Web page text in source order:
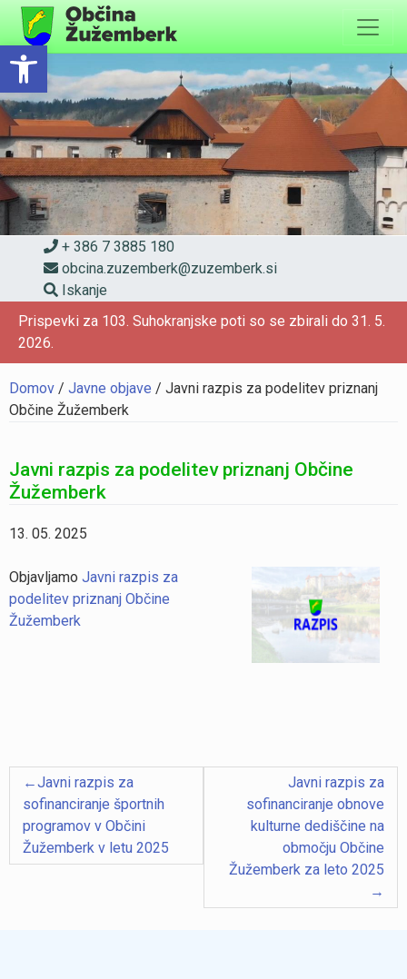
Open toolbar
Skip
content
+ 386 7 3885 180
obcina.zuzemberk@zuzemberk.si
Iskanje
Prispevki za 103. Suhokranjske poti so se zbirali do 31. 5.
2026.
Domov / Javne objave / Javni razpis za podelitev priznanj
Občine Žužemberk
Javni razpis za podelitev priznanj Občine
Žužemberk
13. 05. 2025
Objavljamo Javni razpis za
podelitev priznanj Občine
Žužemberk
Navigacija
prispevka
Javni razpis za
sofinanciranje športnih
programov v Občini
Žužemberk v letu 2025
Javni razpis za
sofinanciranje obnove
kulturne dediščine na
območju Občine
Žužemberk za leto 2025